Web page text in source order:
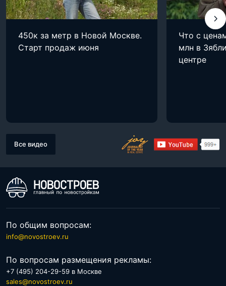
450к за метр в Новой Москве.
Старт продаж июня
Что с
млн в
центре
Все видео
По общим вопросам:
info@novostroev.ru
По вопросам размещения рекламы:
+7 (495) 204-29-59 в Москве
sales@novostroev.ru